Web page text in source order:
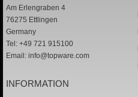
Am Erlengraben 4
76275 Ettlingen
Germany
Tel: +49 721 915100
Email: info@topware.com
INFORMATION